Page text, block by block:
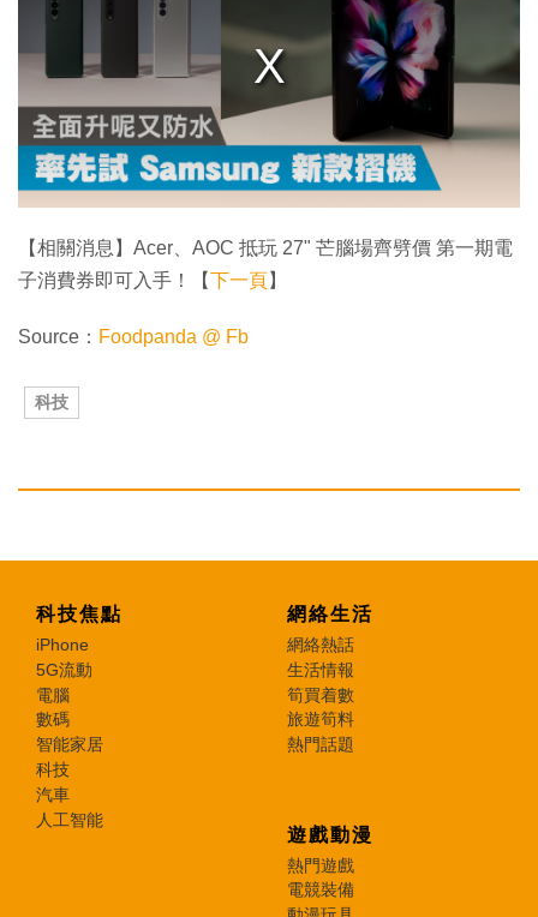
d
.
【相關消息】Acer、AOC 抵玩 27" 芒腦場齊劈價 第一期電
子消費券即可入手！【下一頁】
Source： Foodpanda @ Fb
科技
科技焦點
iPhone
5G流動
電腦
數碼
智能家居
科技
汽車
人工智能
網絡生活
網絡熱話
生活情報
筍買着數
旅遊筍料
熱門話題
遊戲動漫
熱門遊戲
電競裝備